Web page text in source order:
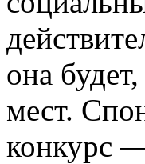
она
мест.
конкурс —